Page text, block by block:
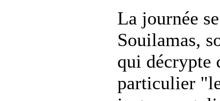
La journée
Souilamas,
qui décrypte
particulier